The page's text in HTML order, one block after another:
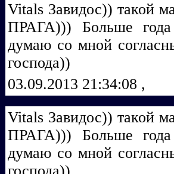
Vitаls Завидос)) такой
ПРАГА))) Больше
думаю со мной
господа))
03.09.2013 21:34:08 ,
Vitаls Завидос)) такой
ПРАГА))) Больше
думаю со мной